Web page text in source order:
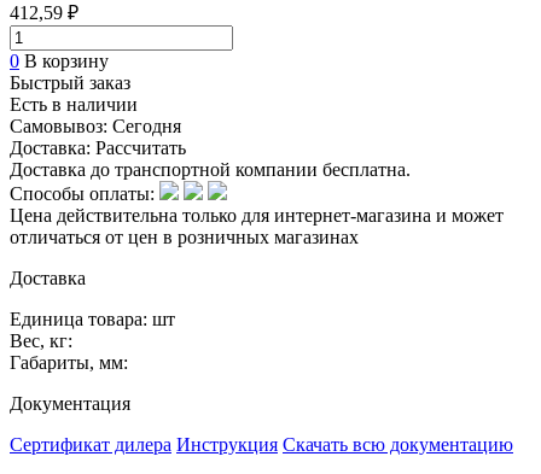
412,59 ₽
0 В корзину
Быстрый заказ
Есть в наличии
Самовывоз: Сегодня
Доставка: Рассчитать
Доставка до транспортной компании бесплатна.
Способы оплаты:
Цена действительна только для интернет-магазина и может
отличаться от цен в розничных магазинах
Доставка
Единица товара: шт
Вес, кг:
Габариты, мм:
Документация
Сертификат дилера Инструкция Скачать всю документацию